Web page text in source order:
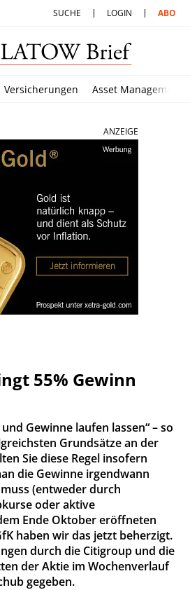
SUCHE LOGIN ABO
Versicherungen Asset Management
ANZEIGE
55% Gewinn
Gewinne laufen lassen“ – so
Grundsätze an der
Sie diese Regel insofern
die Gewinne irgendwann
(entweder durch
oder aktive
Ende Oktober eröffneten
haben wir das jetzt beherzigt.
durch die Citigroup und die
der Aktie im Wochenverlauf
gegeben.